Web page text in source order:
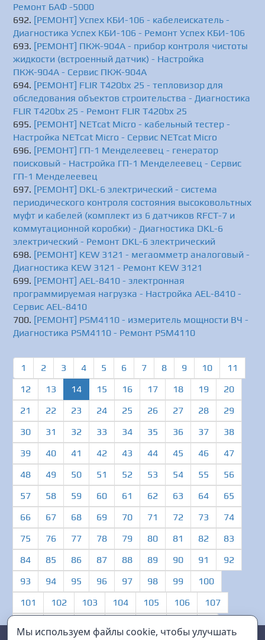
Ремонт БАФ -5000
[РЕМОНТ] Успех КБИ-106 - кабелеискатель -
Диагностика Успех КБИ-106 - Ремонт Успех КБИ-106
[РЕМОНТ] ПКЖ-904А - прибор контроля чистоты
жидкости (встроенный датчик) - Настройка
ПКЖ-904А - Сервис ПКЖ-904А
[РЕМОНТ] FLIR T420bx 25 - тепловизор для
обследования объектов строительства - Диагностика
FLIR T420bx 25 - Ремонт FLIR T420bx 25
[РЕМОНТ] NETcat Micro - кабельный тестер -
Настройка NETcat Micro - Сервис NETcat Micro
[РЕМОНТ] ГП-1 Менделеевец - генератор
поисковый - Настройка ГП-1 Менделеевец - Сервис
ГП-1 Менделеевец
[РЕМОНТ] DKL-6 электрический - система
периодического контроля состояния высоковольтных
муфт и кабелей (комплект из 6 датчиков RFCT-7 и
коммутационной коробки) - Диагностика DKL-6
электрический - Ремонт DKL-6 электрический
[РЕМОНТ] KEW 3121 - мегаомметр аналоговый -
Диагностика KEW 3121 - Ремонт KEW 3121
[РЕМОНТ] AEL-8410 - электронная
программируемая нагрузка - Настройка AEL-8410 -
Сервис AEL-8410
[РЕМОНТ] PSM4110 - измеритель мощности ВЧ -
Диагностика PSM4110 - Ремонт PSM4110
1 2 3 4 5 6 7 8 9 10
11
12
13 14(current)
15 16 17 18 19
20
21
22 23 24 25 26 27 28
29
30
31 32 33 34 35 36 37
38
39
40 41 42 43 44 45 46
47
48
49 50 51 52 53 54 55
56
57
58 59 60 61 62 63 64
65
66
67 68 69 70 71 72 73
74
75
76 77 78 79 80 81 82
83
84
85 86 87 88 89 90 91
92
93
94 95 96 97 98 99
100
101
102 103 104 105 106
107
Мы используем файлы cookie, чтобы улучшать